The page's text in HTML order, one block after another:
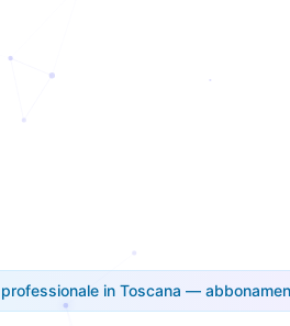
in Toscana —